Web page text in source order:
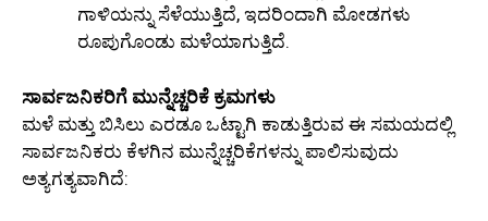
ಗಾಳಿಯನ್ನು ಸೆಳೆಯುತ್ತಿದೆ, ಇದರಿಂದಾಗಿ ಮೋಡಗಳು
ರೂಪುಗೊಂಡು ಮಳೆಯಾಗುತ್ತಿದೆ.
ಸಾರ್ವಜನಿಕರಿಗೆ ಮುನ್ನೆಚ್ಚರಿಕೆ ಕ್ರಮಗಳು
ಮಳೆ ಮತ್ತು ಬಿಸಿಲು ಎರಡೂ ಒಟ್ಟಾಗಿ ಕಾಡುತ್ತಿರುವ ಈ ಸಮಯದಲ್ಲಿ
ಸಾರ್ವಜನಿಕರು ಕೆಳಗಿನ ಮುನ್ನೆಚ್ಚರಿಕೆಗಳನ್ನು ಪಾಲಿಸುವುದು
ಅತ್ಯಗತ್ಯವಾಗಿದೆ: